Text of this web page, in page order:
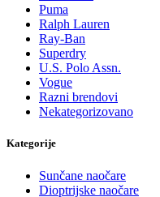
Puma
Ralph Lauren
Ray-Ban
Superdry
U.S. Polo Assn.
Vogue
Razni brendovi
Nekategorizovano
Kategorije
Sunčane naočare
Dioptrijske naočare